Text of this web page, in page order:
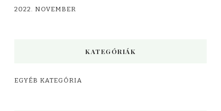
2022. NOVEMBER
KATEGÓRIÁK
EGYÉB KATEGÓRIA